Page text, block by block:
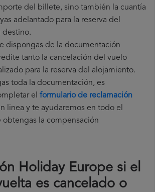
del billete, sino también la cuantía
adelantado para la reserva del
destino.
dispongas de la documentación
tanto la cancelación del vuelo
para la reserva del alojamiento.
toda la documentación, es
el formulario de reclamación
linea y te ayudaremos en todo el
obtengas la compensación
Holiday Europe si el
es cancelado o